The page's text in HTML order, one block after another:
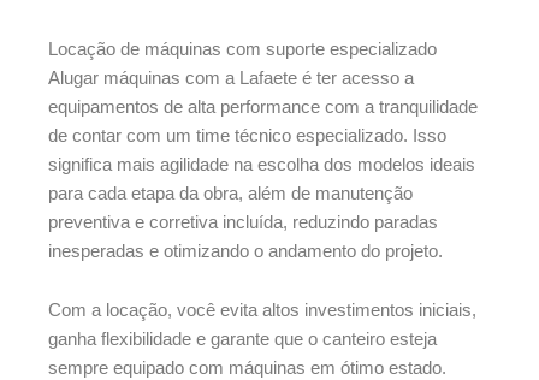
Locação de máquinas com suporte especializado
Alugar máquinas com a Lafaete é ter acesso a
equipamentos de alta performance com a tranquilidade
de contar com um time técnico especializado. Isso
significa mais agilidade na escolha dos modelos ideais
para cada etapa da obra, além de manutenção
preventiva e corretiva incluída, reduzindo paradas
inesperadas e otimizando o andamento do projeto.
Com a locação, você evita altos investimentos iniciais,
ganha flexibilidade e garante que o canteiro esteja
sempre equipado com máquinas em ótimo estado.